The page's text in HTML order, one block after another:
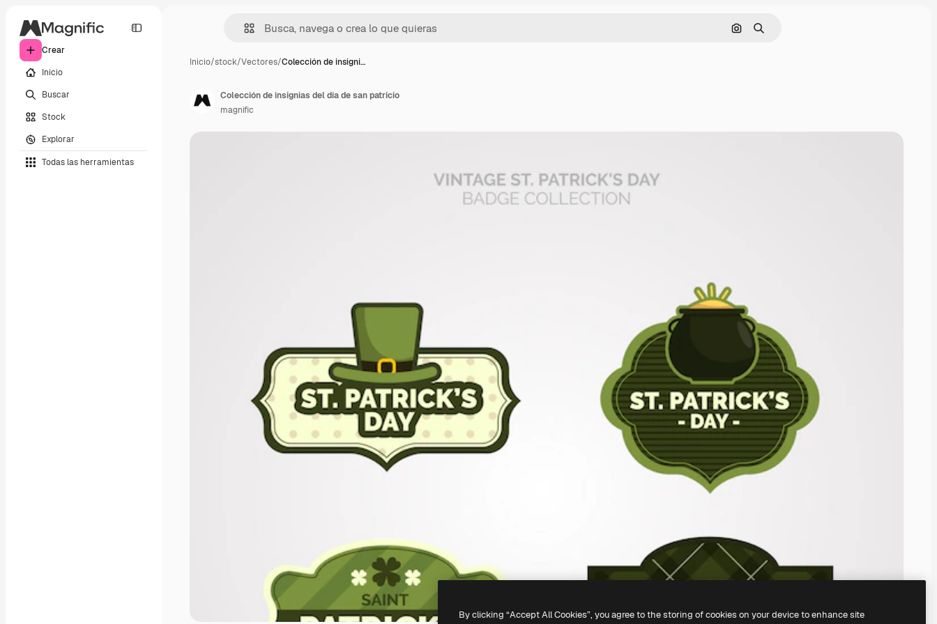
Crear
Inicio
Buscar
Stock
Explorar
Todas las herramientas
Buscar por imagen
Buscar
Inicio/stock/Vectores/Colección de insigni…
Colección de insignias del día de san patricio
magnific
By clicking “Accept All Cookies”, you agree to the storing of cookies on your device to enhance site